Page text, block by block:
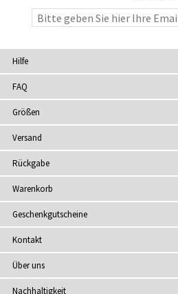
Hilfe
FAQ
Größen
Versand
Rückgabe
Warenkorb
Geschenkgutscheine
Kontakt
Über uns
Nachhaltigkeit